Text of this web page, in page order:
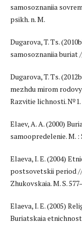
samosoznaniia
psikh. n. M.
Dugarova, T. Ts.
samosoznaniia buriat
Dugarova, T. Ts.
mezhdu mirom
Razvitie lichnosti. №1.
Elaev, A. A. (2000)
samoopredelenie. M. :
Elaeva, I. E. (2004)
postsovetskii period //
Zhukovskaia. M. S.
Elaeva, I. E. (2005)
Buriatskaia